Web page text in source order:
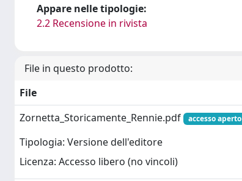
Appare nelle tipologie:
2.2 Recensione in rivista
File in questo prodotto:
File
Zornetta_Storicamente_Rennie.pdf
accesso aperto
Tipologia: Versione dell'editore
Licenza: Accesso libero (no vincoli)